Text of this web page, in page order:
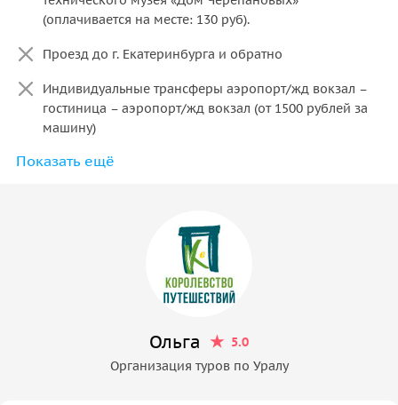
(оплачивается на месте: 130 руб).
Проезд до г. Екатеринбурга и обратно
Индивидуальные трансферы аэропорт/жд вокзал –
гостиница – аэропорт/жд вокзал (от 1500 рублей за
машину)
Факультативные интерактивы и мастер-классы
Показать ещё
Ольга
5.0
Организация туров по Уралу